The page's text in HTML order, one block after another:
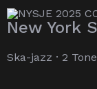
New York
Ska-jazz · 2